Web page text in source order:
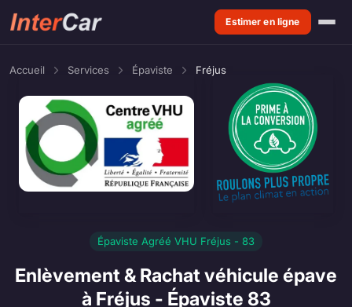
Estimer en ligne
Accueil Services Épaviste Fréjus
Épaviste Agréé VHU Fréjus - 83
Enlèvement & Rachat véhicule épave
à Fréjus - Épaviste 83